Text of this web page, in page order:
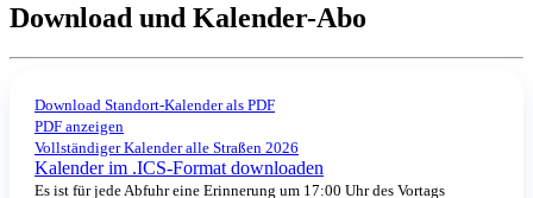
Download und Kalender-Abo
Download Standort-Kalender als PDF
PDF anzeigen
Vollständiger Kalender alle Straßen 2026
Kalender im .ICS-Format downloaden
Es ist für jede Abfuhr eine Erinnerung um 17:00 Uhr des Vortags